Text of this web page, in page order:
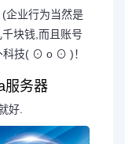
企业行为当然是
块钱,而且账号
科技( ⊙ o ⊙ )！
服务器
好.